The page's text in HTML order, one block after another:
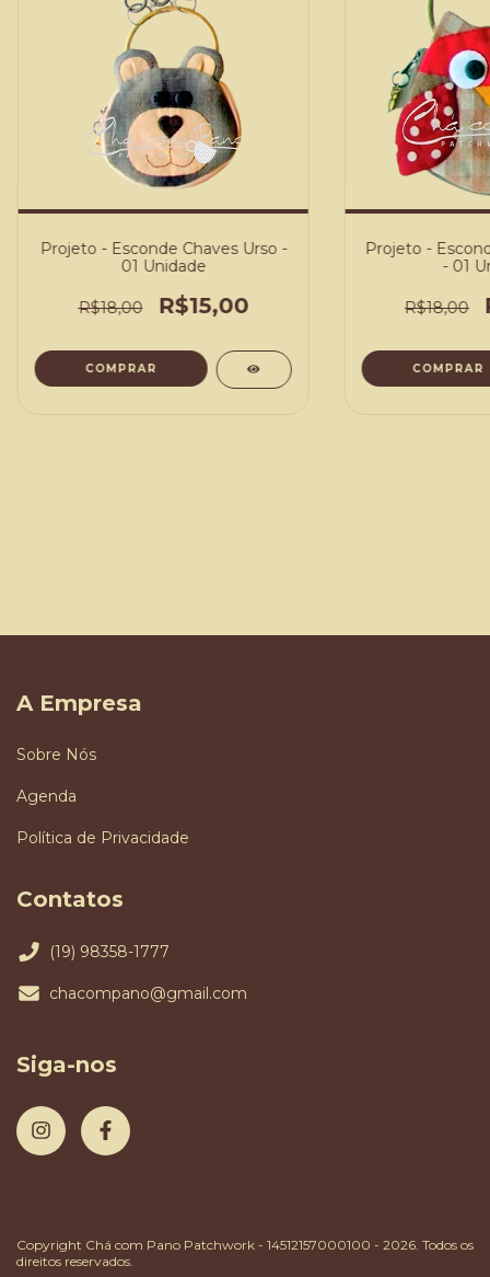
Projeto - Esconde Chaves Urso -
01 Unidade
R$18,00 R$15,00
COMPRAR
Projeto -
- 01
R$18,00
COMPRAR
A Empresa
Sobre Nós
Agenda
Política de Privacidade
Contatos
(19) 98358-1777
chacompano@gmail.com
Siga-nos
Copyright Chá com Pano Patchwork - 14512157000100 - 2026. Todos os
direitos reservados.